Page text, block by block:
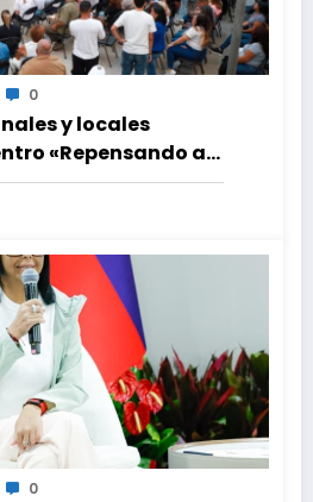
0
y locales
«Repensando a
impulsar propuestas
0